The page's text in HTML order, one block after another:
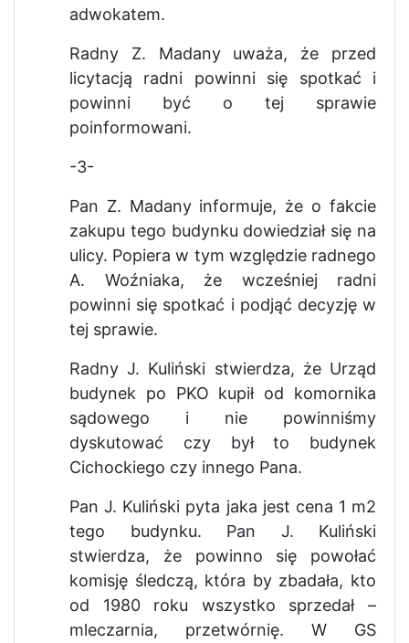
adwokatem.
Radny Z. Madany uważa, że przed
licytacją radni powinni się spotkać i
powinni być o tej sprawie
poinformowani.
-3-
Pan Z. Madany informuje, że o fakcie
zakupu tego budynku dowiedział się na
ulicy. Popiera w tym względzie radnego
A. Woźniaka, że wcześniej radni
powinni się spotkać i podjąć decyzję w
tej sprawie.
Radny J. Kuliński stwierdza, że Urząd
budynek po PKO kupił od komornika
sądowego i nie powinniśmy
dyskutować czy był to budynek
Cichockiego czy innego Pana.
Pan J. Kuliński pyta jaka jest cena 1 m2
tego budynku. Pan J. Kuliński
stwierdza, że powinno się powołać
komisję śledczą, która by zbadała, kto
od 1980 roku wszystko sprzedał –
mleczarnia, przetwórnię. W GS